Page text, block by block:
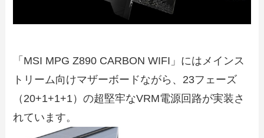
「MSI MPG Z890 CARBON WIFI」にはメインス
トリーム向けマザーボードながら、23フェーズ
（20+1+1+1）の超堅牢なVRM電源回路が実装さ
れています。